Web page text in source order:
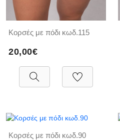
Κορσές με πόδι κωδ.115
20,00€
Κορσές με πόδι κωδ.90